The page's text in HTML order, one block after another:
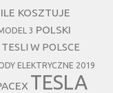
ILE KOSZTUJE
3 POLSKI
W POLSCE
ELEKTRYCZNE 2019
TESLA